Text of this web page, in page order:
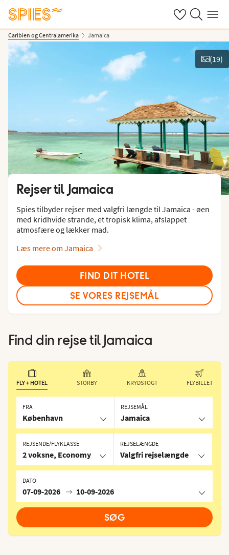
Se dine gemte
Søg påMenu
Caribien og Centralamerika Jamaica
(19)
Rejser til Jamaica
Spies tilbyder rejser med valgfri længde til Jamaica - øen
med kridhvide strande, et tropisk klima, afslappet
atmosfære og lækker mad.
Læs mere om Jamaica
FIND DIT HOTEL
SE VORES REJSEMÅL
Find din rejse til Jamaica
FLY + HOTEL STORBY KRYDSTOGT FLYBILLET
FRA
København
REJSEMÅL
Jamaica
REJSELÆNGDE
Valgfri rejselængde
DATO
07-09-2026 10-09-2026
REJSENDE/FLYKLASSE
2 voksne, Economy
SØG